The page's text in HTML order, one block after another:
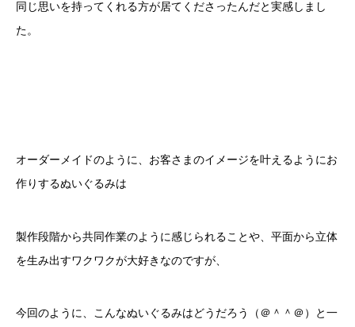
同じ思いを持ってくれる方が居てくださったんだと実感しまし
た。
オーダーメイドのように、お客さまのイメージを叶えるようにお
作りするぬいぐるみは
製作段階から共同作業のように感じられることや、平面から立体
を生み出すワクワクが大好きなのですが、
今回のように、こんなぬいぐるみはどうだろう（＠＾＾＠）と一